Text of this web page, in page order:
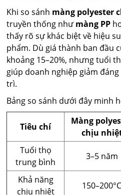
Khi so sánh màng polyester
truyền thống như màng PP
thấy rõ sự khác biệt về hiệu
phẩm. Dù giá thành ban đầu
khoảng 15–20%, nhưng tuổi
giúp doanh nghiệp giảm
trì.
Bảng so sánh dưới đây minh
Tiêu chí
Màng
chịu
Tuổi thọ
trung bình
3–5 năm
Khả năng
chịu nhiệt
150–200°C